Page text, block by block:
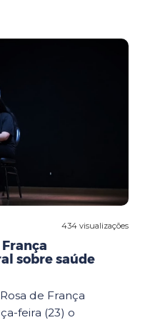
434 visualizações
França
sobre saúde
de França
feira (23) o